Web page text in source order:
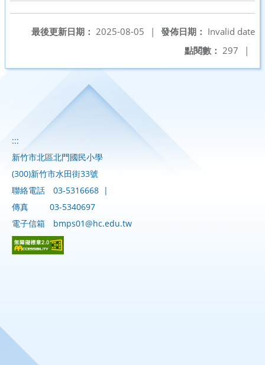
發佈日期： Invalid date
最後更新日期： 2025-08-05
|
點閱數： 297 |
:::
新竹市北區北門國民小學
(300)新竹市水田街33號
聯絡電話
03-5316668 |
傳真
03-5340697
電子信箱
bmps01@hc.edu.tw